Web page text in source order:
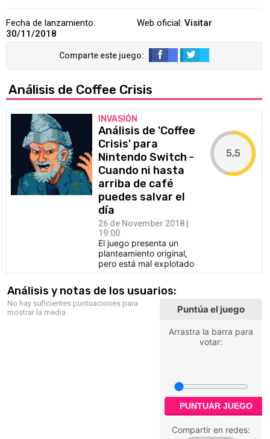
Fecha de lanzamiento:
30/11/2018
Web oficial: Visitar
Análisis de Coffee Crisis
INVASIÓN
Análisis de 'Coffee
Crisis' para
Nintendo Switch -
Cuando ni hasta
arriba de café
puedes salvar el
día
26 de November 2018 |
19:00
El juego presenta un
planteamiento original,
pero está mal explotado
5,5
Análisis y notas de los usuarios:
No hay suficientes puntuaciones para
mostrar la media
Puntúa el juego
Arrastra la barra para
votar:
PUNTUAR JUEGO
Compartir en redes: